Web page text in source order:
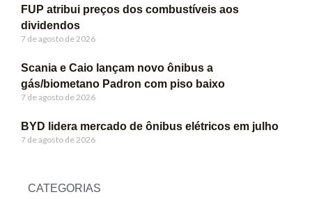
FUP atribui preços dos combustíveis aos
dividendos
7 de agosto de 2026
Scania e Caio lançam novo ônibus a
gás/biometano Padron com piso baixo
7 de agosto de 2026
BYD lidera mercado de ônibus elétricos em julho
7 de agosto de 2026
CATEGORIAS